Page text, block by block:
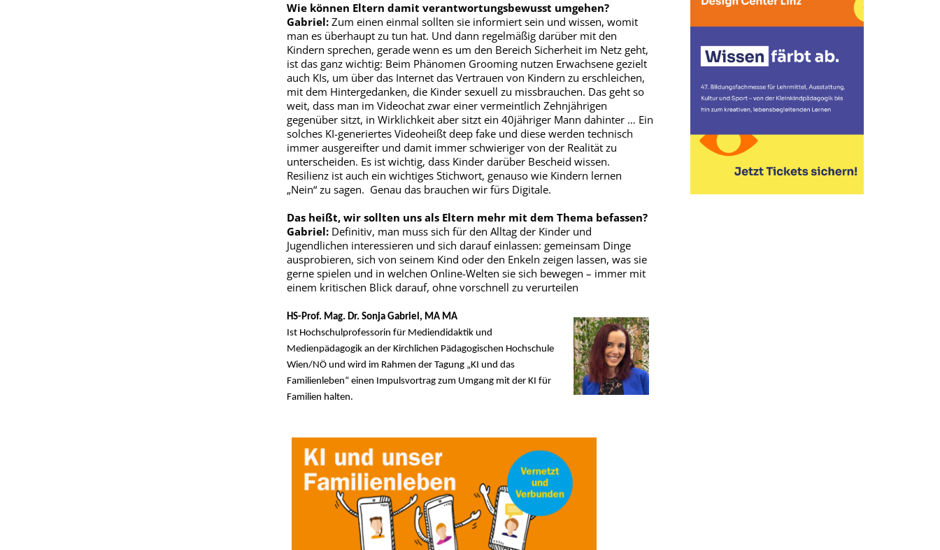
Wie können Eltern damit verantwortungsbewusst umgehen?
Gabriel:Zum einen einmal sollten sie informiert sein und wissen, womit
man es überhaupt zu tun hat. Und dann regelmäßig darüber mit den
Kindern sprechen, gerade wenn es um den Bereich Sicherheit im Netz geht,
ist das ganz wichtig: Beim Phänomen Grooming nutzen Erwachsene gezielt
auch KIs, um über das Internet das Vertrauen von Kindern zu erschleichen,
mit dem Hintergedanken, die Kinder sexuell zu missbrauchen. Das geht so
weit, dass man im Videochat zwar einer vermeintlich Zehnjährigen
gegenüber sitzt, in Wirklichkeit aber sitzt ein 40jähriger Mann dahinter … Ein
solches KI-generiertes Videoheißt deep fake und diese werden technisch
immer ausgereifter und damit immer schwieriger von der Realität zu
unterscheiden. Es ist wichtig, dass Kinder darüber Bescheid wissen.
Resilienz ist auch ein wichtiges Stichwort, genauso wie Kindern lernen
„Nein“ zu sagen. Genau das brauchen wir fürs Digitale.
Das heißt, wir sollten uns als Eltern mehr mit dem Thema befassen?
Gabriel:Definitiv, man muss sich für den Alltag der Kinder und
Jugendlichen interessieren und sich darauf einlassen: gemeinsam Dinge
ausprobieren, sich von seinem Kind oder den Enkeln zeigen lassen, was sie
gerne spielen und in welchen Online-Welten sie sich bewegen – immer mit
einem kritischen Blick darauf, ohne vorschnell zu verurteilen
HS-Prof. Mag. Dr. Sonja Gabriel, MA MA
Ist Hochschulprofessorin für Mediendidaktik und
Medienpädagogik an der Kirchlichen Pädagogischen Hochschule
Wien/NÖ und wird im Rahmen der Tagung „KI und das
Familienleben“ einen Impulsvortrag zum Umgang mit der KI für
Familien halten.